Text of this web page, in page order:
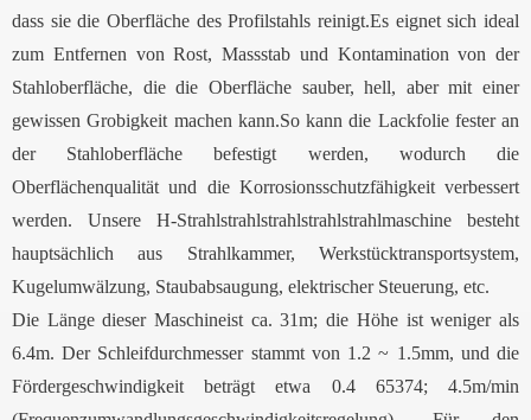
dass sie die Oberfläche des Profilstahls reinigt.Es eignet sich ideal
zum Entfernen von Rost, Massstab und Kontamination von der
Stahloberfläche, die die Oberfläche sauber, hell, aber mit einer
gewissen Grobigkeit machen kann.So kann die Lackfolie fester an
der Stahloberfläche befestigt werden, wodurch die
Oberflächenqualität und die Korrosionsschutzfähigkeit verbessert
werden. Unsere H-Strahlstrahlstrahlstrahlstrahlmaschine besteht
hauptsächlich aus Strahlkammer, Werkstücktransportsystem,
Kugelumwälzung, Staubabsaugung, elektrischer Steuerung, etc.
Die Länge dieser Maschineist ca. 31m; die Höhe ist weniger als
6.4m. Der Schleifdurchmesser stammt von 1.2 ~ 1.5mm, und die
Fördergeschwindigkeit beträgt etwa 0.4 65374; 4.5m/min